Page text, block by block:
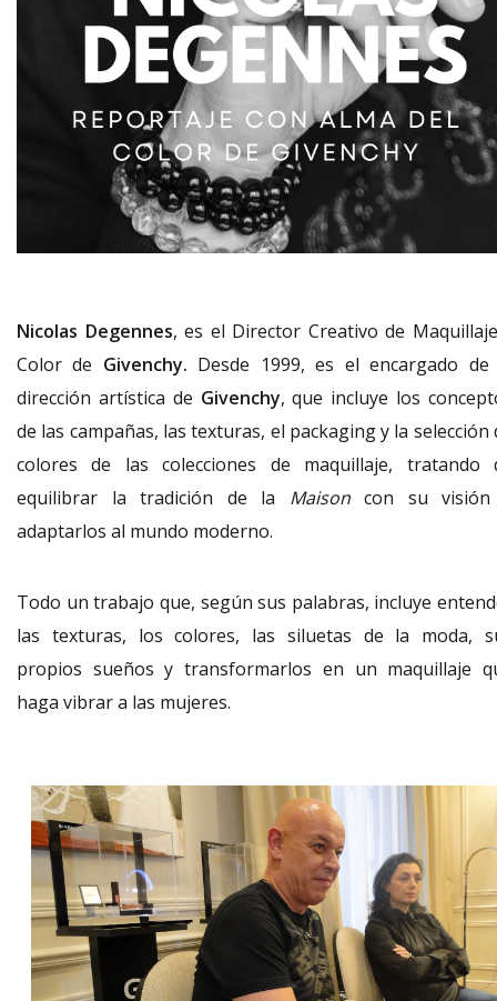
Nicolas Degennes, es el Director Creativo de
Color de Givenchy. Desde 1999, es el encargado de
dirección artística de Givenchy, que incluye los
de las campañas, las texturas, el packaging y la selección
colores de las colecciones de maquillaje, tratando
equilibrar la tradición de la Maisoncon su
adaptarlos al mundo moderno.
Todo un trabajo que, según sus palabras, incluye
las texturas, los colores, las siluetas de la moda,
propios sueños y transformarlos en un maquillaje
haga vibrar a las mujeres.